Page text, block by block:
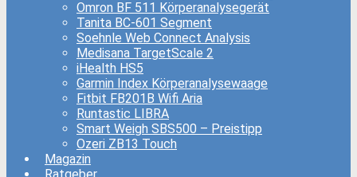
Omron BF 511 Körperanalysegerät
Tanita BC-601 Segment
Soehnle Web Connect Analysis
Medisana TargetScale 2
iHealth HS5
Garmin Index Körperanalysewaage
Fitbit FB201B Wifi Aria
Runtastic LIBRA
Smart Weigh SBS500 – Preistipp
Ozeri ZB13 Touch
Magazin